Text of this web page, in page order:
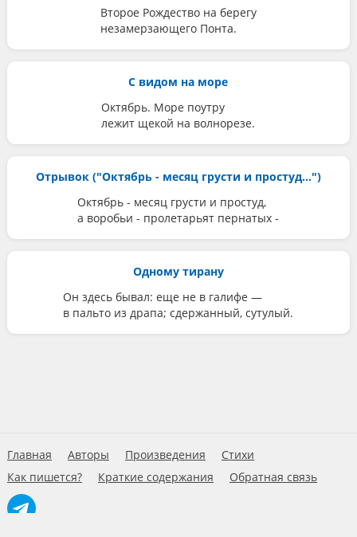
Второе Рождество на берегу
незамерзающего Понта.
С видом на море
Октябрь. Море поутру
лежит щекой на волнорезе.
Отрывок ("Октябрь - месяц грусти и простуд...")
Октябрь - месяц грусти и простуд,
а воробьи - пролетарьят пернатых -
Одному тирану
Он здесь бывал: еще не в галифе —
в пальто из драпа; сдержанный, сутулый.
Главная Авторы Произведения
Стихи
Как пишется?
Краткие содержания Обратная связь